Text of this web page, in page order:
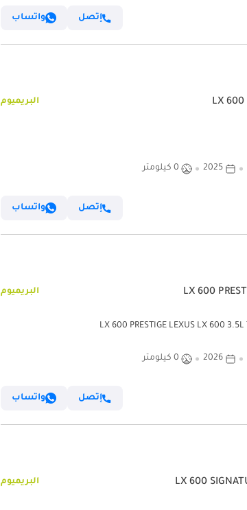
إتصل واتساب
البريميوم
2025 0 كيلومتر
إتصل واتساب
البريميوم
2026 0 كيلومتر
إتصل واتساب
البريميوم